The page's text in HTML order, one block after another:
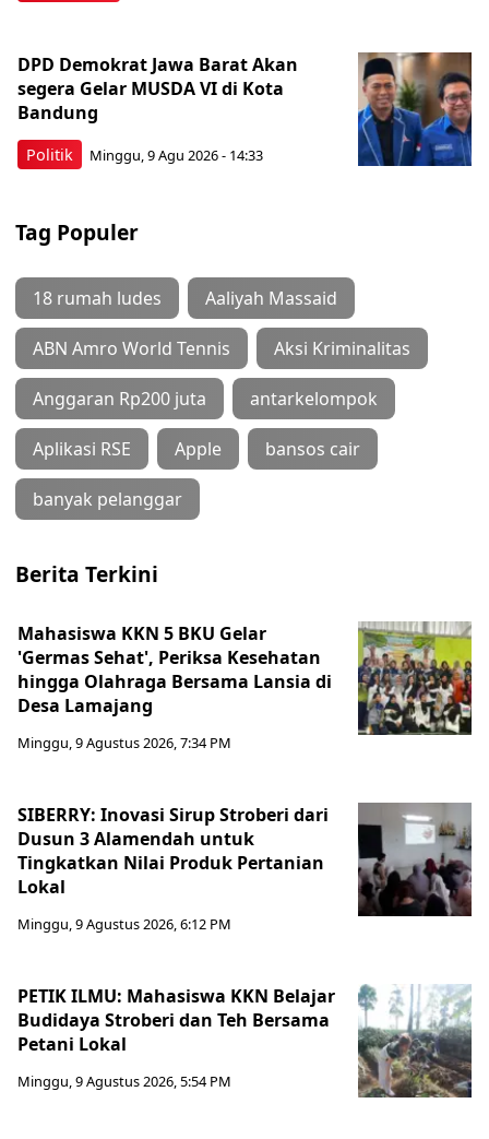
Politik
DPD Demokrat Jawa Barat Akan
segera Gelar MUSDA VI di Kota
Bandung
Minggu, 9 Agu 2026 - 14:33
Tag Populer
18 rumah ludes Aaliyah Massaid
ABN Amro World Tennis Aksi Kriminalitas
Anggaran Rp200 juta antarkelompok
Aplikasi RSE Apple bansos cair
banyak pelanggar
Berita Terkini
Mahasiswa KKN 5 BKU Gelar
'Germas Sehat', Periksa Kesehatan
hingga Olahraga Bersama Lansia di
Desa Lamajang
Minggu, 9 Agustus 2026, 7:34 PM
SIBERRY: Inovasi Sirup Stroberi dari
Dusun 3 Alamendah untuk
Tingkatkan Nilai Produk Pertanian
Lokal
Minggu, 9 Agustus 2026, 6:12 PM
PETIK ILMU: Mahasiswa KKN Belajar
Budidaya Stroberi dan Teh Bersama
Petani Lokal
Minggu, 9 Agustus 2026, 5:54 PM